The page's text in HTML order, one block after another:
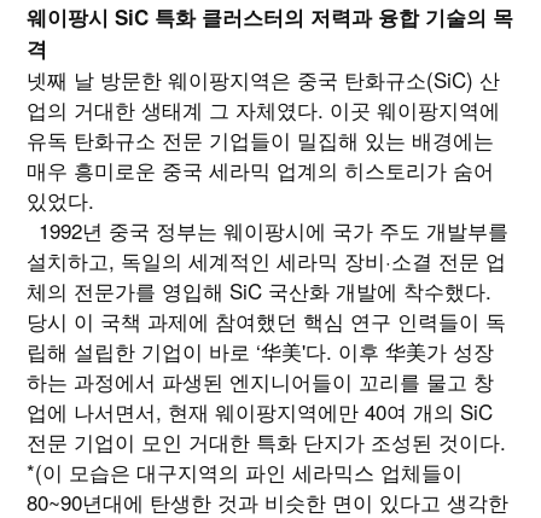
웨이팡시 SiC 특화 클러스터의 저력과 융합 기술의 목
격
넷째 날 방문한 웨이팡지역은 중국 탄화규소(SiC) 산
업의 거대한 생태계 그 자체였다. 이곳 웨이팡지역에
유독 탄화규소 전문 기업들이 밀집해 있는 배경에는
매우 흥미로운 중국 세라믹 업계의 히스토리가 숨어
있었다.
1992년 중국 정부는 웨이팡시에 국가 주도 개발부를
설치하고, 독일의 세계적인 세라믹 장비·소결 전문 업
체의 전문가를 영입해 SiC 국산화 개발에 착수했다.
당시 이 국책 과제에 참여했던 핵심 연구 인력들이 독
립해 설립한 기업이 바로 ‘华美'다. 이후 华美가 성장
하는 과정에서 파생된 엔지니어들이 꼬리를 물고 창
업에 나서면서, 현재 웨이팡지역에만 40여 개의 SiC
전문 기업이 모인 거대한 특화 단지가 조성된 것이다.
*(이 모습은 대구지역의 파인 세라믹스 업체들이
80~90년대에 탄생한 것과 비슷한 면이 있다고 생각한